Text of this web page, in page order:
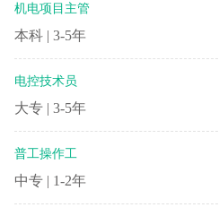
机电项目主管
本科 | 3-5年
电控技术员
大专 | 3-5年
普工操作工
中专 | 1-2年